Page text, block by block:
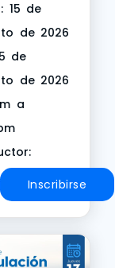
15 de
de 2026
de
de 2026
a
Inscribirse